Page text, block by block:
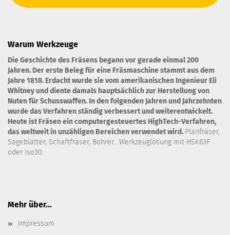
Warum Werkzeuge
Die Geschichte des Fräsens begann vor gerade einmal 200
Jahren. Der erste Beleg für eine Fräsmaschine stammt aus dem
Jahre 1818. Erdacht wurde sie vom amerikanischen Ingenieur Eli
Whitney und diente damals hauptsächlich zur Herstellung von
Nuten für Schusswaffen. In den folgenden Jahren und Jahrzehnten
wurde das Verfahren ständig verbessert und weiterentwickelt.
Heute ist Fräsen ein computergesteuertes HighTech-Verfahren,
das weltweit in unzähligen Bereichen verwendet wird. Planfräser,
Sägeblätter, Schaftfräser, Bohrer. Werkzeuglösung mit HSK63F
oder Iso30.
Mehr über...
Impressum